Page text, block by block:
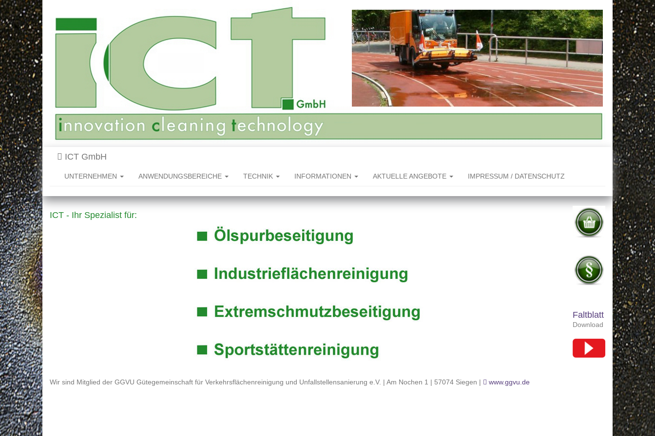
ICT GmbH
UNTERNEHMEN ANWENDUNGSBEREICHE TECHNIK INFORMATIONEN AKTUELLE ANGEBOTE IMPRESSUM / DATENSCHUTZ
ICT - Ihr Spezialist für:
Wir sind Mitglied der GGVU Gütegemeinschaft für Verkehrsflächenreinigung und Unfallstellensanierung e.V. | Am Nochen 1 | 57074 Siegen | www.ggvu.de
Faltblatt
Download